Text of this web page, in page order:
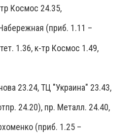
Космос 24.35,
(приб. 1.11 –
1.36, к-тр Космос 1.49,
23.24, ТЦ "Украина" 23.43,
24.20), пр. Металл. 24.40,
(приб. 1.25 –